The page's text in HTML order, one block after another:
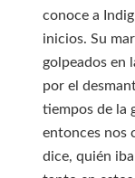
conoce a
inicios. Su
golpeados en
por el
tiempos de la
entonces nos
dice, quién